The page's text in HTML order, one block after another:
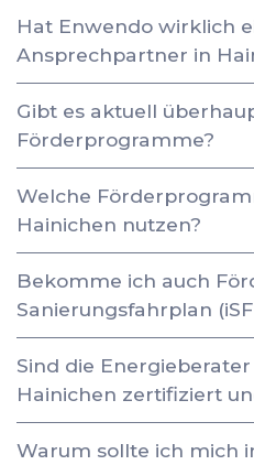
Hat Enwendo wirklich
Ansprechpartner in
Gibt es aktuell
Förderprogramme?
Welche
Hainichen nutzen?
Bekomme ich auch
Sanierungsfahrplan
Sind die
Hainichen zertifiziert
Warum sollte ich mich